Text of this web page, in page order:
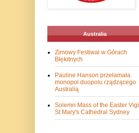
Australia
Zimowy Festiwal w Górach
Błękitnych
Pauline Hanson przełamała
monopol duopolu rządzącego
Australią
Solemn Mass of the Easter Vigil
St Mary's Cathedral Sydney